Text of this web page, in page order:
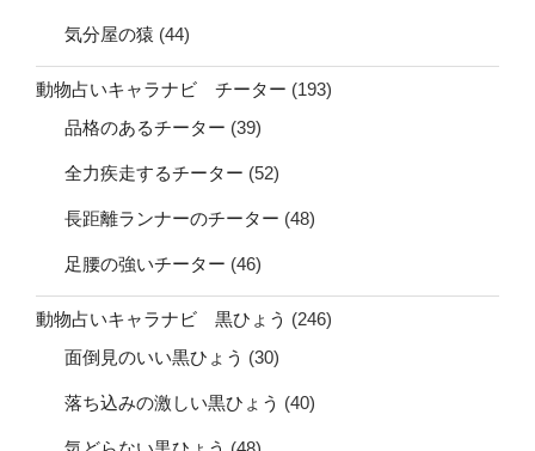
気分屋の猿 (44)
動物占いキャラナビ チーター (193)
品格のあるチーター (39)
全力疾走するチーター (52)
長距離ランナーのチーター (48)
足腰の強いチーター (46)
動物占いキャラナビ 黒ひょう (246)
面倒見のいい黒ひょう (30)
落ち込みの激しい黒ひょう (40)